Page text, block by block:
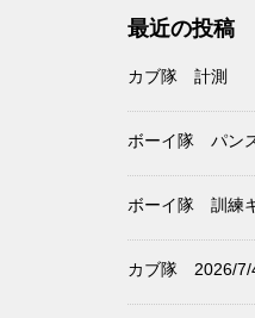
最近の投稿
カブ隊 計測
ボーイ隊 パン
ボーイ隊 訓練
カブ隊 2026/7/